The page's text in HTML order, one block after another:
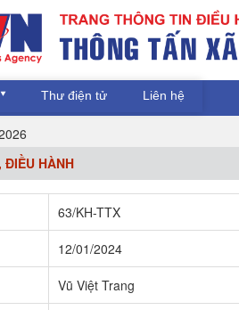
Thư điện tử Liên hệ
ĐIỀU HÀNH
63/KH-TTX
12/01/2024
Vũ Việt Trang